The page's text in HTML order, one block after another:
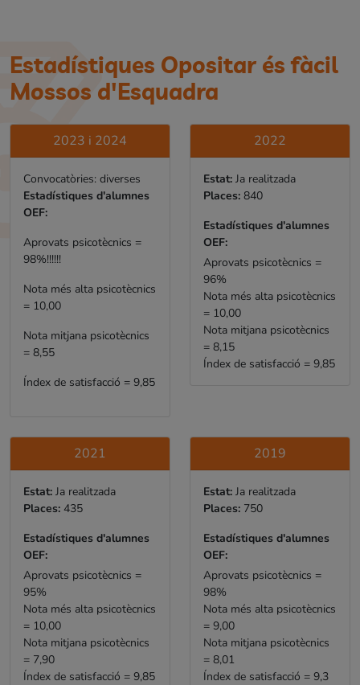
Estadístiques Opositar és fàcil
Mossos d'Esquadra
2023 i 2024
Convocatòries: diverses
Estadístiques d'alumnes
OEF:
Aprovats psicotècnics =
98%!!!!!!
Nota més alta psicotècnics
= 10,00
Nota mitjana psicotècnics
= 8,55
Índex de satisfacció = 9,85
2022
Estat: Ja realitzada
Places: 840
Estadístiques d'alumnes
OEF:
Aprovats psicotècnics =
96%
Nota més alta psicotècnics
= 10,00
Nota mitjana psicotècnics
= 8,15
Índex de satisfacció = 9,85
2021
Estat: Ja realitzada
Places: 435
Estadístiques d'alumnes
OEF:
Aprovats psicotècnics =
95%
Nota més alta psicotècnics
= 10,00
Nota mitjana psicotècnics
= 7,90
Índex de satisfacció = 9,85
2019
Estat: Ja realitzada
Places: 750
Estadístiques d'alumnes
OEF:
Aprovats psicotècnics =
98%
Nota més alta psicotècnics
= 9,00
Nota mitjana psicotècnics
= 8,01
Índex de satisfacció = 9,3